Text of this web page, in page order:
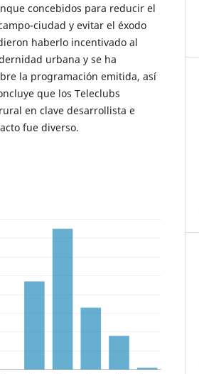
concebidos para reducir el
ciudad y evitar el éxodo
haberlo incentivado al
urbana y se ha
la programación emitida, así
que los Teleclubs
en clave desarrollista e
fue diverso.